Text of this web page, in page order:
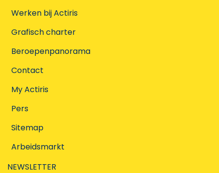
Werken bij Actiris
Grafisch charter
Beroepenpanorama
Contact
My Actiris
Pers
Sitemap
Arbeidsmarkt
NEWSLETTER